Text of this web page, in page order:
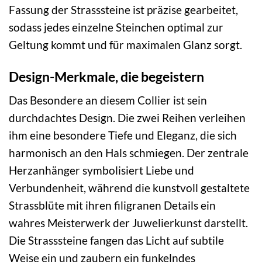
Fassung der Strasssteine ist präzise gearbeitet,
sodass jedes einzelne Steinchen optimal zur
Geltung kommt und für maximalen Glanz sorgt.
Design-Merkmale, die begeistern
Das Besondere an diesem Collier ist sein
durchdachtes Design. Die zwei Reihen verleihen
ihm eine besondere Tiefe und Eleganz, die sich
harmonisch an den Hals schmiegen. Der zentrale
Herzanhänger symbolisiert Liebe und
Verbundenheit, während die kunstvoll gestaltete
Strassblüte mit ihren filigranen Details ein
wahres Meisterwerk der Juwelierkunst darstellt.
Die Strasssteine fangen das Licht auf subtile
Weise ein und zaubern ein funkelndes